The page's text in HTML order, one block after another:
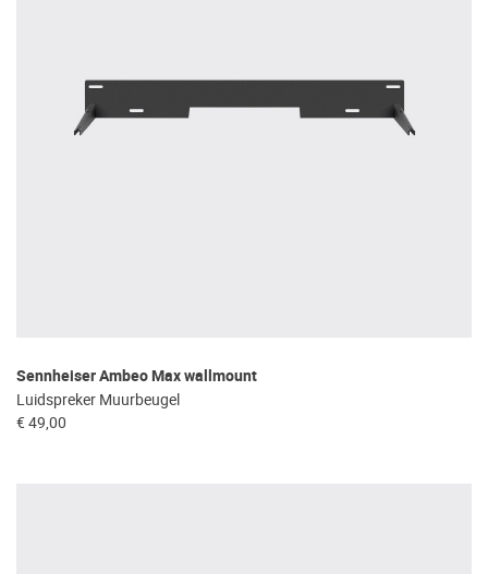
Sennheiser Ambeo Max wallmount
Luidspreker Muurbeugel
€ 49,00